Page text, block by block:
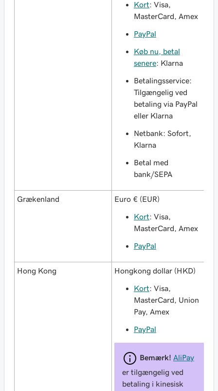
Kort: Visa,
MasterCard, Amex
PayPal
Køb nu, betal
senere: Klarna
Betalingsservice:
Tilgængelig ved
betaling via PayPal
eller Klarna
Netbank: Sofort,
Klarna
Betal med
bank/SEPA
Grækenland Euro € (EUR)
Kort: Visa,
MasterCard, Amex
PayPal
Hong Kong Hongkong dollar (HKD)
Kort: Visa,
MasterCard, Union
Pay, Amex
PayPal
Bemærk! AliPay
er tilgængelig ved
betaling i kinesisk